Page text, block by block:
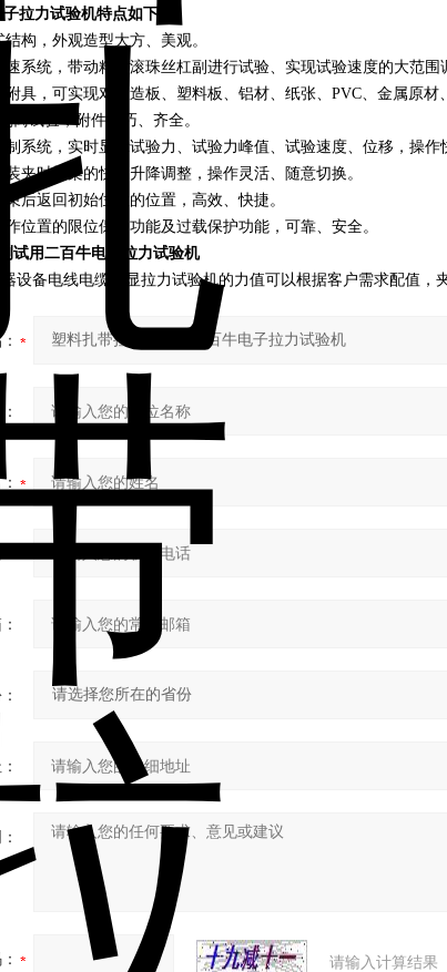
拉力试验机特点如下：
构，外观造型大方、美观。
速系统，带动精密滚珠丝杠副进行试验、实现试验速度的大范围
附具，可实现对人造板、塑料板、铝材、纸张、PVC、金属原材
离试验，附件灵巧、齐全。
制系统，实时显示试验力、试验力峰值、试验速度、位移，操作
夹时横梁的快速升降调整，操作灵活、随意切换。
后返回初始位置的位置，高效、快捷。
作位置的限位保护功能及过载保护功能，可靠、安全。
试用二百牛电子拉力试验机
设备电线电缆数显拉力试验机的力值可以根据客户需求配值，
请输入计算结果